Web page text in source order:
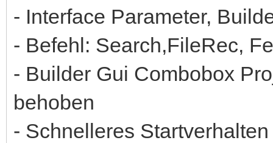
- Interface Parameter,
- Befehl: Search,FileRec,
- Builder Gui Combobox
behoben
- Schnelleres